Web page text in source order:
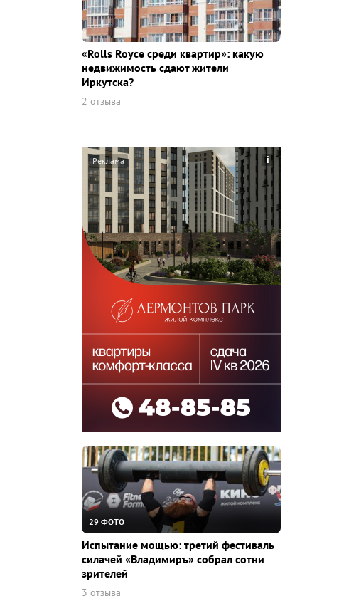
«Rolls Royce среди квaртир»: какую
недвижимость сдают жители
Иркутска?
2 отзыва
29 ФОТО
Испытание мощью: третий фестиваль
силачей «Владимиръ» собрал сотни
зрителей
3 отзыва